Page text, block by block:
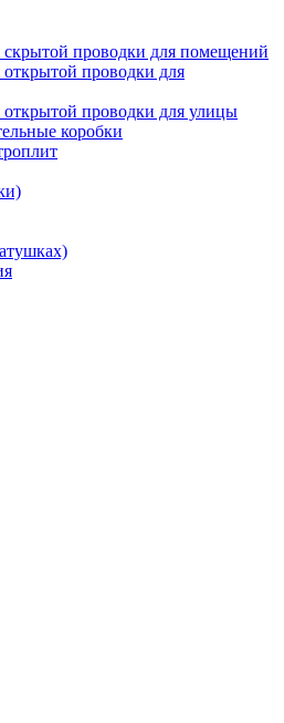
проводки для помещений
проводки для
проводки для улицы
коробки